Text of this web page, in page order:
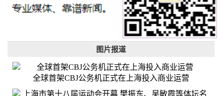
图片报道
全球首架CBJ公务机正式在上海投入商业运营